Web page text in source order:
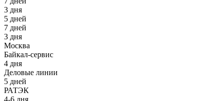
3 дня
5 дней
7 дней
3 дня
Москва
Байкал-сервис
4 дня
Деловые линии
5 дней
РАТЭК
4-6 дня